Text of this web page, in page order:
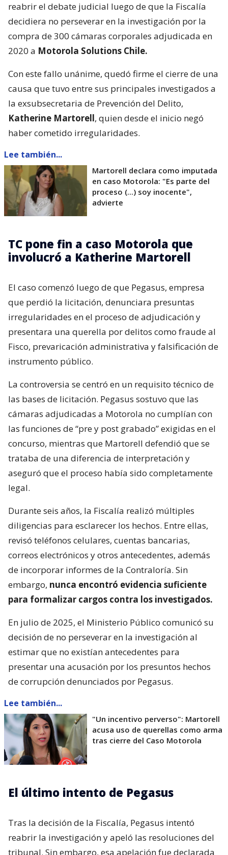
reabrir el debate judicial luego de que la Fiscalía
decidiera no perseverar en la investigación por la
compra de 300 cámaras corporales adjudicada en
2020 a Motorola Solutions Chile.
Con este fallo unánime, quedó firme el cierre de una
causa que tuvo entre sus principales investigados a
la exsubsecretaria de Prevención del Delito,
Katherine Martorell, quien desde el inicio negó
haber cometido irregularidades.
Lee también...
Martorell declara como imputada
en caso Motorola: "Es parte del
proceso (...) soy inocente",
advierte
TC pone fin a caso Motorola que
involucró a Katherine Martorell
El caso comenzó luego de que Pegasus, empresa
que perdió la licitación, denunciara presuntas
irregularidades en el proceso de adjudicación y
presentara una querella por delitos como fraude al
Fisco, prevaricación administrativa y falsificación de
instrumento público.
La controversia se centró en un requisito técnico de
las bases de licitación. Pegasus sostuvo que las
cámaras adjudicadas a Motorola no cumplían con
las funciones de “pre y post grabado” exigidas en el
concurso, mientras que Martorell defendió que se
trataba de una diferencia de interpretación y
aseguró que el proceso había sido completamente
legal.
Durante seis años, la Fiscalía realizó múltiples
diligencias para esclarecer los hechos. Entre ellas,
revisó teléfonos celulares, cuentas bancarias,
correos electrónicos y otros antecedentes, además
de incorporar informes de la Contraloría. Sin
embargo, nunca encontró evidencia suficiente
para formalizar cargos contra los investigados.
En julio de 2025, el Ministerio Público comunicó su
decisión de no perseverar en la investigación al
estimar que no existían antecedentes para
presentar una acusación por los presuntos hechos
de corrupción denunciados por Pegasus.
Lee también...
"Un incentivo perverso": Martorell
acusa uso de querellas como arma
tras cierre del Caso Motorola
El último intento de Pegasus
Tras la decisión de la Fiscalía, Pegasus intentó
reabrir la investigación y apeló las resoluciones del
tribunal. Sin embargo, esa apelación fue declarada